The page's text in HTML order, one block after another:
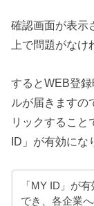
確認画面が表示
上で問題がなけ
するとWEB登
ルが届きますの
リックすること
ID」が有効にな
「MY ID」が
でき、各企業